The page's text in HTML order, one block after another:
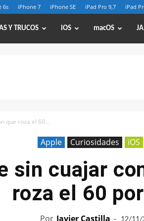
6s iPhone 7 iPhone SE iPad Pro 9,7 iPad
Y TRUCOS iOS macOS
que roza el 60...
Apple Curiosidades iOS
sin cuajar
roza el 60
Por Javier Castilla -